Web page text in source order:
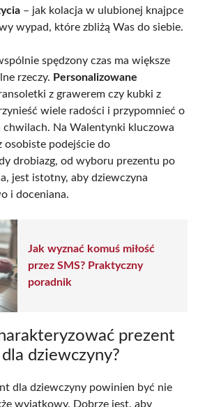
– jak kolacja w ulubionej knajpce
wypad, które zbliżą Was do siebie.
spędzony czas ma większe
rzeczy. Personalizowane
z grawerem czy kubki z
wiele radości i przypomnieć o
chwilach. Na Walentynki kluczowa
osobiste podejście do
drobiazg, od wyboru prezentu po
jest istotny, aby dziewczyna
i doceniana.
Jak wyznać komuś miłość
przez SMS? Praktyczny
poradnik
prezent
dziewczyny?
dla dziewczyny powinien być nie
wyjątkowy. Dobrze jest, aby